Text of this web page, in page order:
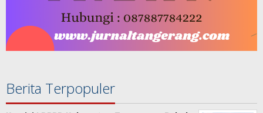
Berita Terpopuler